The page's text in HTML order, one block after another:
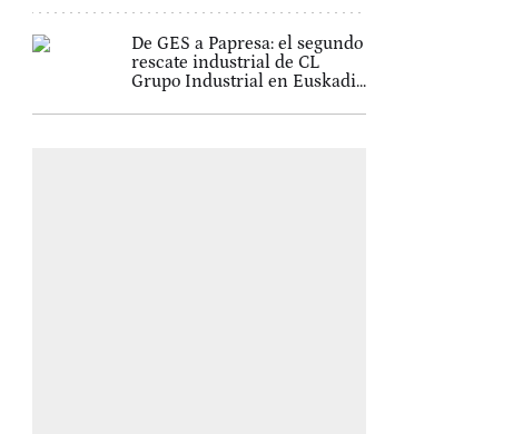
De GES a Papresa: el segundo
rescate industrial de CL
Grupo Industrial en Euskadi...